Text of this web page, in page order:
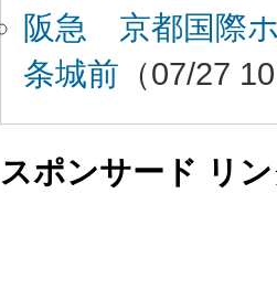
阪急 京都国際
条城前 （07/27
スポンサード リ